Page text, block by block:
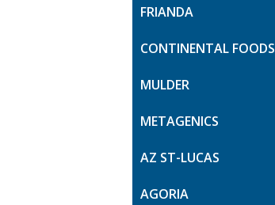
FRIANDA
CONTINENTAL FOODS
MULDER
METAGENICS
AZ ST-LUCAS
AGORIA